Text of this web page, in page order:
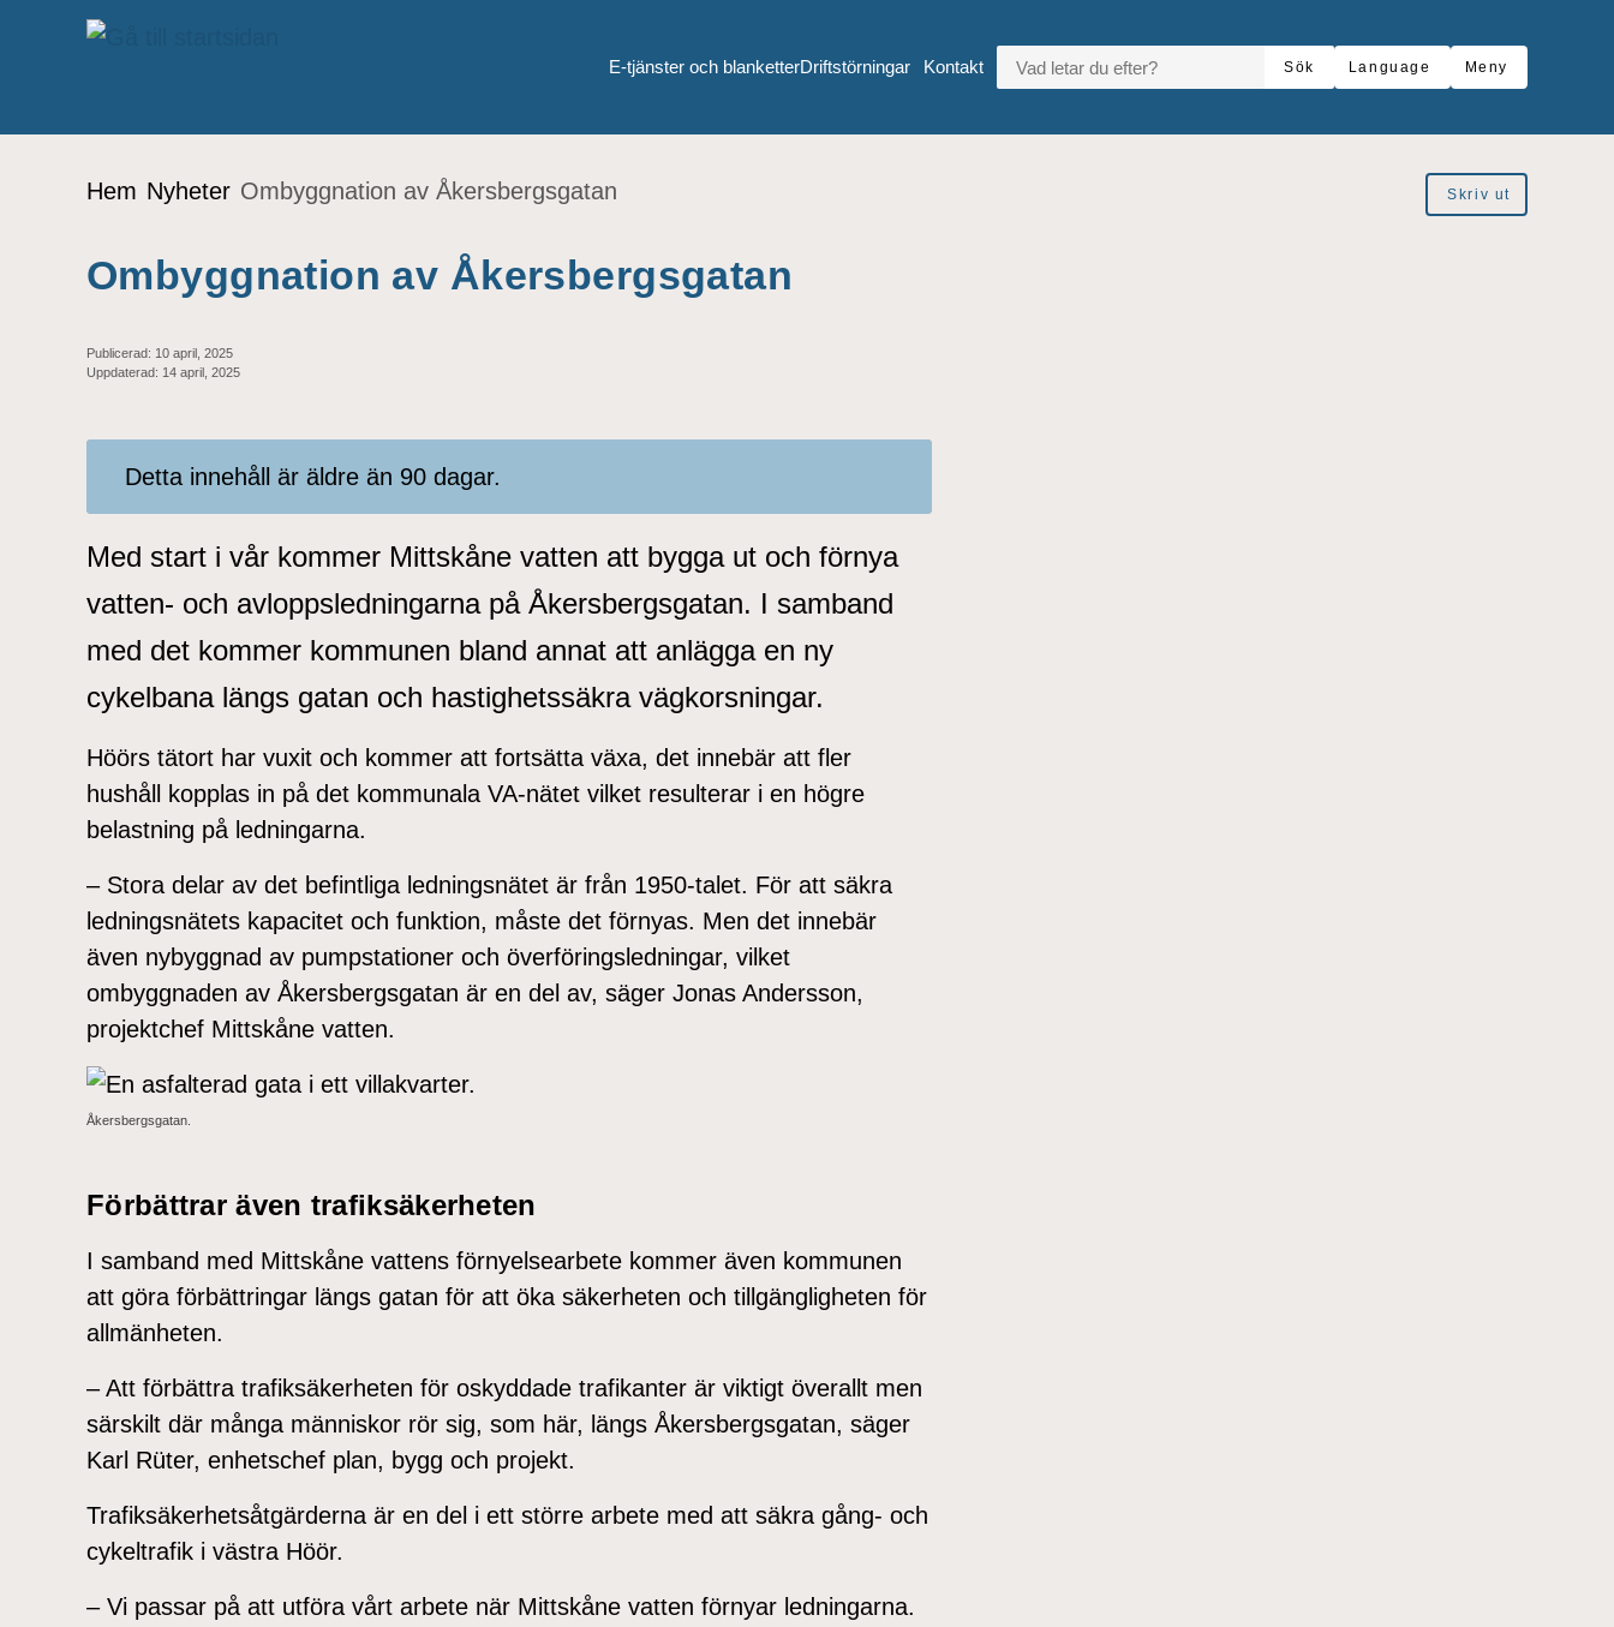
Gå till innehåll
E-tjänster och blanketterDriftstörningar Kontakt
VAD LETAR DU EFTER?
Sök
Language Meny
Du är här:
Hem Nyheter Ombyggnation av Åkersbergsgatan Skriv ut
Ombyggnation av Åkersbergsgatan
Publicerad: 10 april, 2025
Uppdaterad: 14 april, 2025
Detta innehåll är äldre än 90 dagar.
Med start i vår kommer Mittskåne vatten att bygga ut och förnya
vatten- och avloppsledningarna på Åkersbergsgatan. I samband
med det kommer kommunen bland annat att anlägga en ny
cykelbana längs gatan och hastighetssäkra vägkorsningar.
Höörs tätort har vuxit och kommer att fortsätta växa, det innebär att fler
hushåll kopplas in på det kommunala VA-nätet vilket resulterar i en högre
belastning på ledningarna.
– Stora delar av det befintliga ledningsnätet är från 1950-talet. För att säkra
ledningsnätets kapacitet och funktion, måste det förnyas. Men det innebär
även nybyggnad av pumpstationer och överföringsledningar, vilket
ombyggnaden av Åkersbergsgatan är en del av, säger Jonas Andersson,
projektchef Mittskåne vatten.
Åkersbergsgatan.
Förbättrar även trafiksäkerheten
I samband med Mittskåne vattens förnyelsearbete kommer även kommunen
att göra förbättringar längs gatan för att öka säkerheten och tillgängligheten för
allmänheten.
– Att förbättra trafiksäkerheten för oskyddade trafikanter är viktigt överallt men
särskilt där många människor rör sig, som här, längs Åkersbergsgatan, säger
Karl Rüter, enhetschef plan, bygg och projekt.
Trafiksäkerhetsåtgärderna är en del i ett större arbete med att säkra gång- och
cykeltrafik i västra Höör.
– Vi passar på att utföra vårt arbete när Mittskåne vatten förnyar ledningarna.